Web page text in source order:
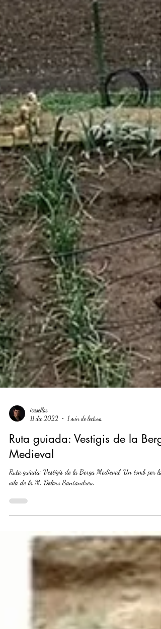
11 dic 2022
1 min de lectura
Ruta guiada: Vestigis de la
Medieval
vila de la M. Dolors Santandreu.